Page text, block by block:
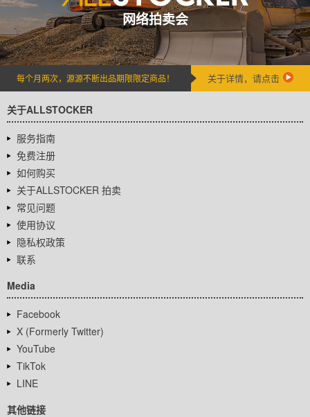
网络拍卖会
每个月两次，源源不断出品期限限定商品！ 关于详情，请点击
关于ALLSTOCKER
服务指南
免费注册
如何购买
关于ALLSTOCKER 拍卖
常见问题
使用协议
隐私权政策
联系
Media
Facebook
X (Formerly Twitter)
YouTube
TikTok
LINE
其他链接